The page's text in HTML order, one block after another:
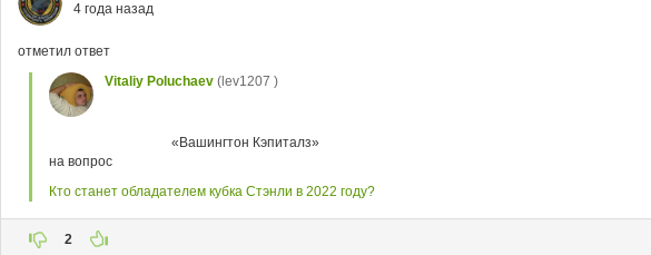
4 года назад
отметил ответ
Vitaliy Poluchaev (lev1207 )
«Вашингтон Кэпиталз»
на вопрос
Кто станет обладателем кубка Стэнли в 2022 году?
2